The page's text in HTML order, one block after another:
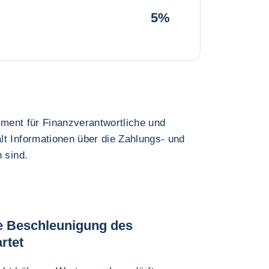
5%
für Finanzverantwortliche und
Informationen über die Zahlungs- und
sind.
Beschleunigung des